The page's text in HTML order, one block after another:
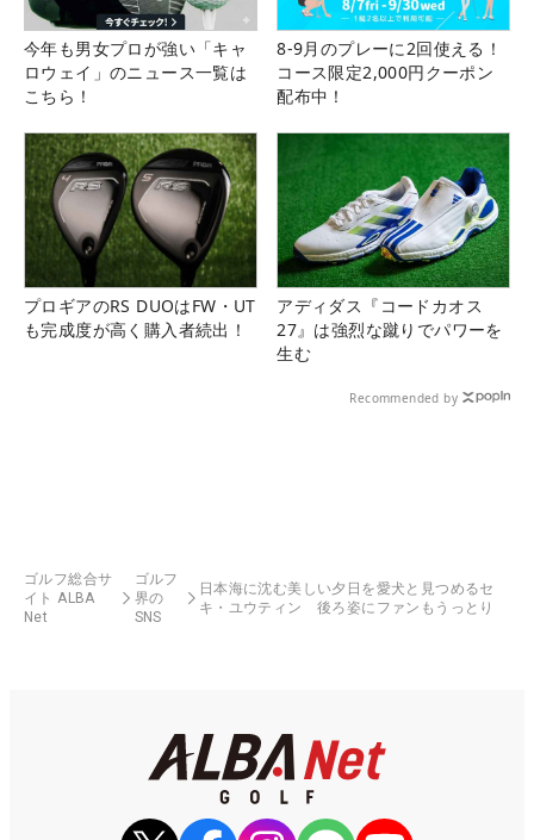
今年も男女プロが強い「キャ
ロウェイ」のニュース一覧は
こちら！
8-9月のプレーに2回使える！
コース限定2,000円クーポン
配布中！
プロギアのRS DUOはFW・UT
も完成度が高く購入者続出！
アディダス『コードカオス
27』は強烈な蹴りでパワーを
生む
Recommended by
ゴルフ総合サ
イト ALBA
Net
ゴルフ
界の
SNS
日本海に沈む美しい夕日を愛犬と見つめるセ
キ・ユウティン 後ろ姿にファンもうっとり